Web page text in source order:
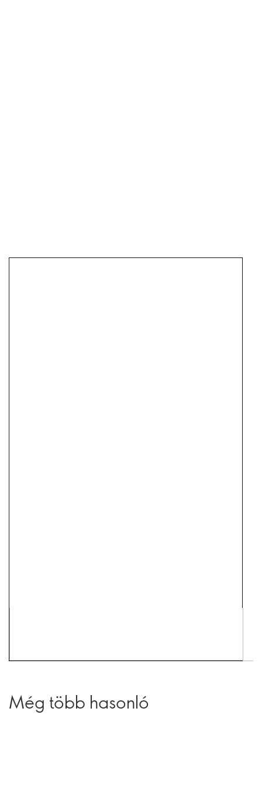
Még több hasonló